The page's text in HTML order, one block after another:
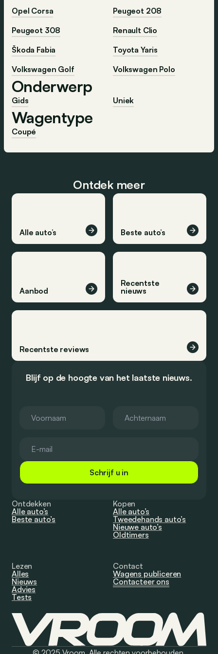
Opel Corsa
Peugeot 208
Peugeot 308
Renault Clio
Škoda Fabia
Toyota Yaris
Volkswagen Golf
Volkswagen Polo
Onderwerp
Gids Uniek
Wagentype
Coupé
Ontdek meer
Alle auto’s Beste auto’s
Aanbod
Recentste
nieuws
Recentste reviews
Blijf op de hoogte van het laatste nieuws.
Schrijf u in
Ontdekken
Alle auto’s
Beste auto’s
Kopen
Alle auto’s
Tweedehands auto’s
Nieuwe auto’s
Oldtimers
Lezen
Alles
Nieuws
Advies
Tests
Contact
Wagens publiceren
Contacteer ons